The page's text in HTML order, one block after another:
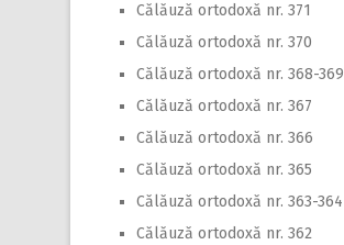
Călăuză ortodoxă nr. 371
Călăuză ortodoxă nr. 370
Călăuză ortodoxă nr. 368-369
Călăuză ortodoxă nr. 367
Călăuză ortodoxă nr. 366
Călăuză ortodoxă nr. 365
Călăuză ortodoxă nr. 363-364
Călăuză ortodoxă nr. 362